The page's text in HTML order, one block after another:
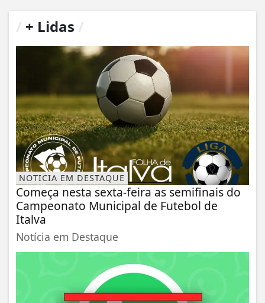
+ Lidas
NOTICIA EM DESTAQUE
Começa nesta sexta-feira as semifinais do
Campeonato Municipal de Futebol de
Italva
Notícia em Destaque